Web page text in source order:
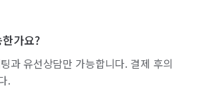
가요?
과 유선상담만 가능합니다. 결제 후의
.